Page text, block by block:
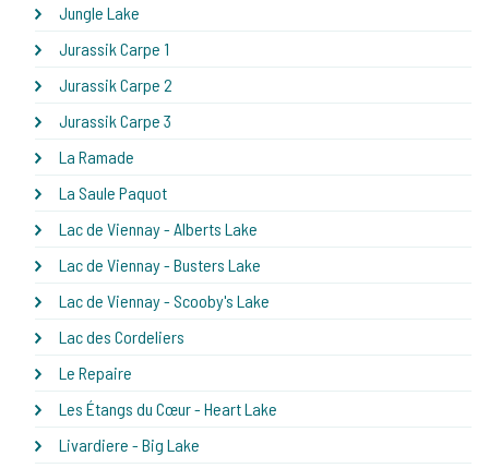
Jungle Lake
Jurassik Carpe 1
Jurassik Carpe 2
Jurassik Carpe 3
La Ramade
La Saule Paquot
Lac de Viennay - Alberts Lake
Lac de Viennay - Busters Lake
Lac de Viennay - Scooby's Lake
Lac des Cordeliers
Le Repaire
Les Étangs du Cœur - Heart Lake
Livardiere - Big Lake